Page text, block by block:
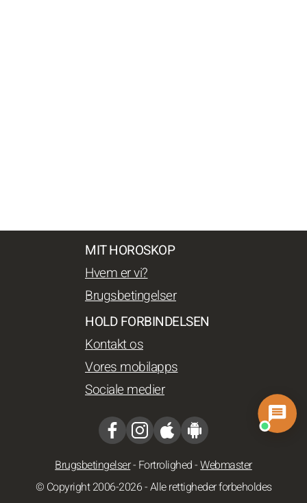
MIT HOROSKOP
Hvem er vi?
Brugsbetingelser
HOLD FORBINDELSEN
Kontakt os
Vores mobilapps
Sociale medier
Brugsbetingelser- Fortrolighed-Webmaster
© Copyright 2006-2026 - Alle rettigheder forbeholdes